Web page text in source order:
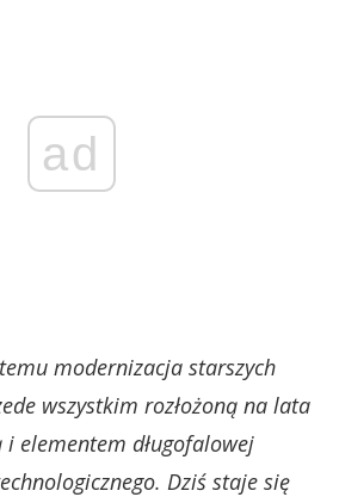
ad
modernizacja starszych
wszystkim rozłożoną na lata
i elementem długofalowej
Dziś staje się